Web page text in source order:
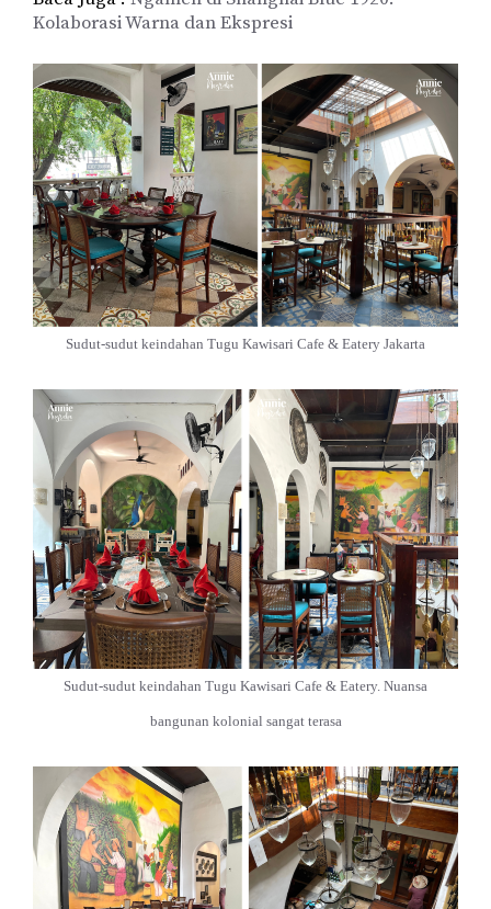
Kolaborasi Warna dan Ekspresi
Sudut-sudut keindahan Tugu Kawisari Cafe & Eatery Jakarta
Sudut-sudut keindahan Tugu Kawisari Cafe & Eatery. Nuansa
bangunan kolonial sangat terasa